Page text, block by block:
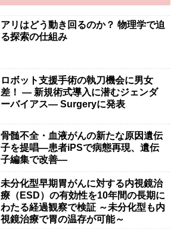
アリはどう動き回るのか？ 物理学で迫
る探索の仕組み
ロボット支援手術の執刀機会に男女
差！ — 新規術式導入に潜むジェンダ
ーバイアス— Surgeryに発表
骨髄不全・血液がんの新たな原因遺伝
子を提唱―患者iPSで病態再現、遺伝
子編集で改善―
未分化型早期胃がんに対する内視鏡治
療（ESD）の有効性を10年間の長期に
わたる経過観察で検証 ～未分化型も内
視鏡治療で胃の温存が可能～